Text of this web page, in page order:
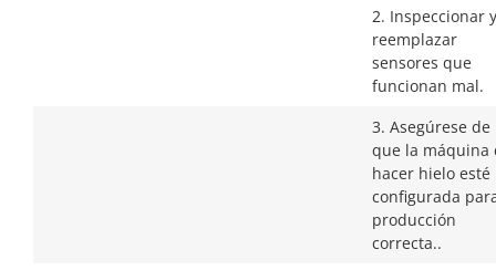
2. Inspeccionar y
reemplazar
sensores que
funcionan mal.
3. Asegúrese de
que la máquina
hacer hielo esté
configurada
producción
correcta..